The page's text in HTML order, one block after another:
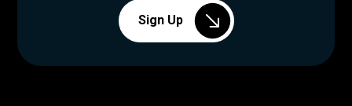
Sign Up